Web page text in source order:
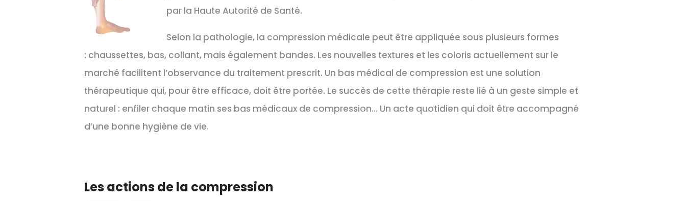
par la Haute Autorité de Santé.
Selon la pathologie, la compression médicale peut être appliquée sous plusieurs formes
: chaussettes, bas, collant, mais également bandes. Les nouvelles textures et les coloris actuellement sur le
marché facilitent l’observance du traitement prescrit. Un bas médical de compression est une solution
thérapeutique qui, pour être efficace, doit être portée. Le succès de cette thérapie reste lié à un geste simple et
naturel : enfiler chaque matin ses bas médicaux de compression… Un acte quotidien qui doit être accompagné
d’une bonne hygiène de vie.
Les actions de la compression